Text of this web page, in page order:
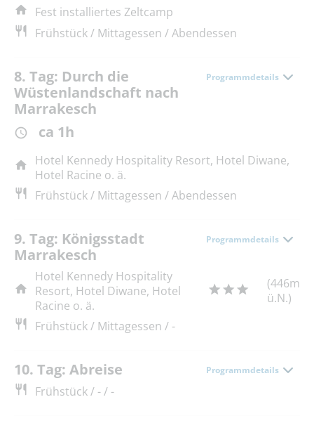
Fest installiertes Zeltcamp
Frühstück / Mittagessen / Abendessen
8. Tag: Durch die
Wüstenlandschaft nach
Marrakesch
Programmdetails
ca 1h
Hotel Kennedy Hospitality Resort, Hotel Diwane,
Hotel Racine o. ä.
Frühstück / Mittagessen / Abendessen
9. Tag: Königsstadt
Marrakesch
Programmdetails
Hotel Kennedy Hospitality
Resort, Hotel Diwane, Hotel
Racine o. ä.
(446m
ü.N.)
Frühstück / Mittagessen / -
10. Tag: Abreise Programmdetails
Frühstück / - / -